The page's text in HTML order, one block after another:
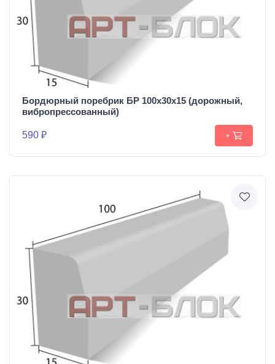
Бордюрный поребрик БР 100х30х15 (дорожный,
вибропрессованный)
590 ₽ +